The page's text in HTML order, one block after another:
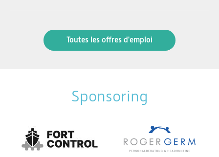
Toutes les offres d'emploi
Sponsoring